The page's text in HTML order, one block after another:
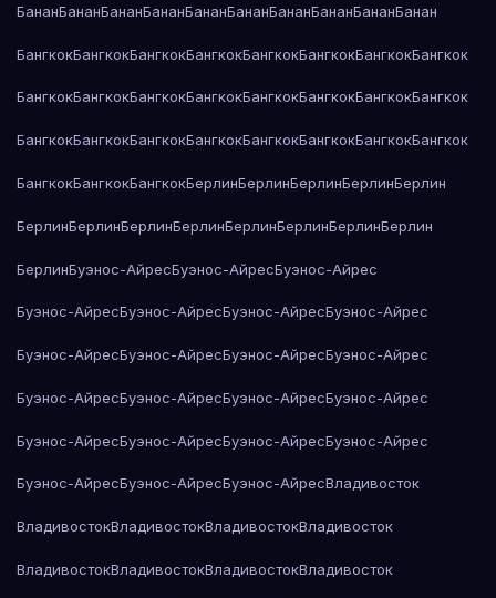
БананБананБананБананБананБананБананБананБананБанан
БангкокБангкокБангкокБангкокБангкокБангкокБангкокБангкок
БангкокБангкокБангкокБангкокБангкокБангкокБангкокБангкок
БангкокБангкокБангкокБангкокБангкокБангкокБангкокБангкок
БангкокБангкокБангкокБерлинБерлинБерлинБерлинБерлин
БерлинБерлинБерлинБерлинБерлинБерлинБерлинБерлин
БерлинБуэнос-АйресБуэнос-АйресБуэнос-Айрес
Буэнос-АйресБуэнос-АйресБуэнос-АйресБуэнос-Айрес
Буэнос-АйресБуэнос-АйресБуэнос-АйресБуэнос-Айрес
Буэнос-АйресБуэнос-АйресБуэнос-АйресБуэнос-Айрес
Буэнос-АйресБуэнос-АйресБуэнос-АйресБуэнос-Айрес
Буэнос-АйресБуэнос-АйресБуэнос-АйресВладивосток
ВладивостокВладивостокВладивостокВладивосток
ВладивостокВладивостокВладивостокВладивосток